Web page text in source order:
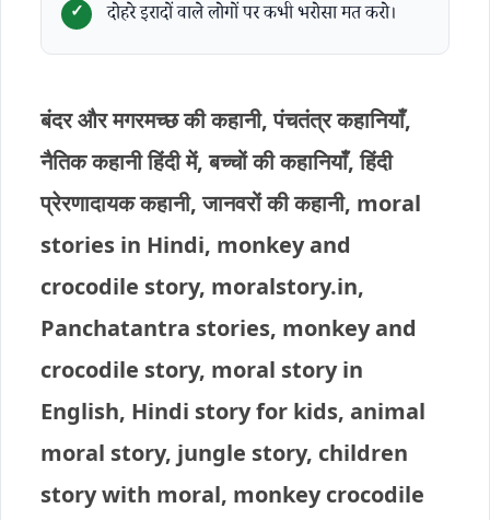
दोहरे इरादों वाले लोगों पर कभी भरोसा मत करो।
बंदर और मगरमच्छ की कहानी, पंचतंत्र कहानियाँ,
नैतिक कहानी हिंदी में, बच्चों की कहानियाँ, हिंदी
प्रेरणादायक कहानी, जानवरों की कहानी, moral
stories in Hindi, monkey and
crocodile story, moralstory.in,
Panchatantra stories, monkey and
crocodile story, moral story in
English, Hindi story for kids, animal
moral story, jungle story, children
story with moral, monkey crocodile